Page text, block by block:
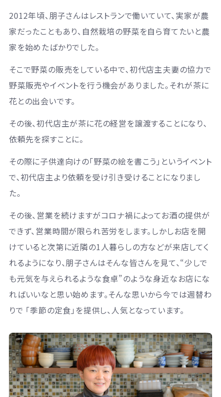
2012年頃、朋子さんはレストランで働いていて、実家が農
家だったこともあり、自然栽培の野菜を自ら育てたいと農
家を始めたばかりでした。
そこで野菜の販売をしている中で、初代店主夫妻の協力で
野菜販売やイベントを行う機会がありました。それが茶に
花との出会いです。
その後、初代店主が茶に花の経営を譲渡することになり、
依頼先を探すことに。
その際に子供達向けの「野菜の絵を書こう」というイベント
で、初代店主より依頼を受け引き受けることになりまし
た。
その後、営業を続けますがコロナ禍によってお酒の提供が
できず、営業時間が限られ苦労をします。しかしお店を開
けていると次第に近隣の1人暮らしの方などが来店してく
れるようになり、朋子さんはそんな皆さんを見て、“少しで
も元気を与えられるような食卓”のような身近なお店にな
ればいいなと思い始めます。そんな思いから今では週替わ
りで 「季節の定食」を提供し、人気となっています。